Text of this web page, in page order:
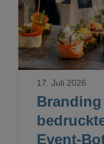
Event-
17. Juli 2026